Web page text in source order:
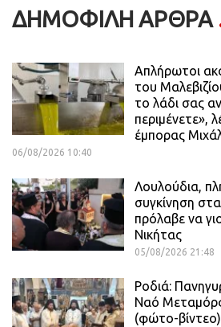
ΔΗΜΟΦΙΛΗ ΑΡΘΡΑ
Απλήρωτοι
του
το λάδι σας
περιμένετε»,
έμπορας
06/08/2026 10:40
Λουλούδια,
συγκίνηση
πρόλαβε να
Νικήτας
05/08/2026 21:48
Ροδιά:
Ναό
(φώτο-βίντεο)